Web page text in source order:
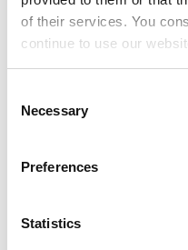
of their services. You
continue to use our
Selection
Necessary
Preferences
Statistics
Bestyrelsen arbejder
kan ikke forpligte
medlemmer ud over
kasserer. Bestyrelsen
vælges også uden for
opgaver.
Bestyrelsen samles efter
ønske herom.
dens medlemmer er
udslagsgivende. I
afgørelse ikke kan træffes.
Bestyrelsen fastsætter i